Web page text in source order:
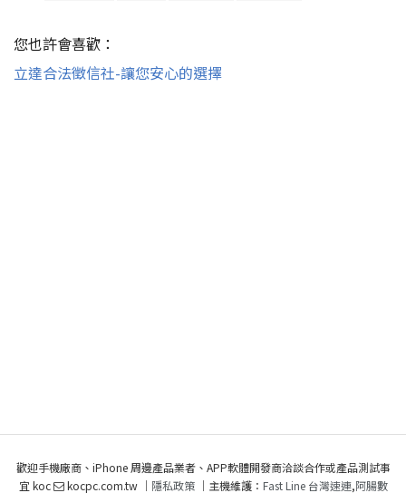
您也許會喜歡：
立達合法徵信社-讓您安心的選擇
歡迎手機廠商、iPhone 周邊產品業者、APP軟體開發商洽談合作或產品測試事
宜 koc
kocpc.com.tw ｜ 隱私政策｜主機維護： Fast Line 台灣速連,阿腸數